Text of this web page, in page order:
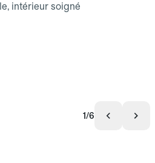
intérieur soigné
1/6